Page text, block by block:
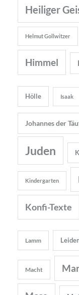
Heiliger
Helmut Gollwitzer
Himmel
Hölle Isaak
Johannes der
Juden
Kindergarten
Konfi-Texte
Lamm
Macht